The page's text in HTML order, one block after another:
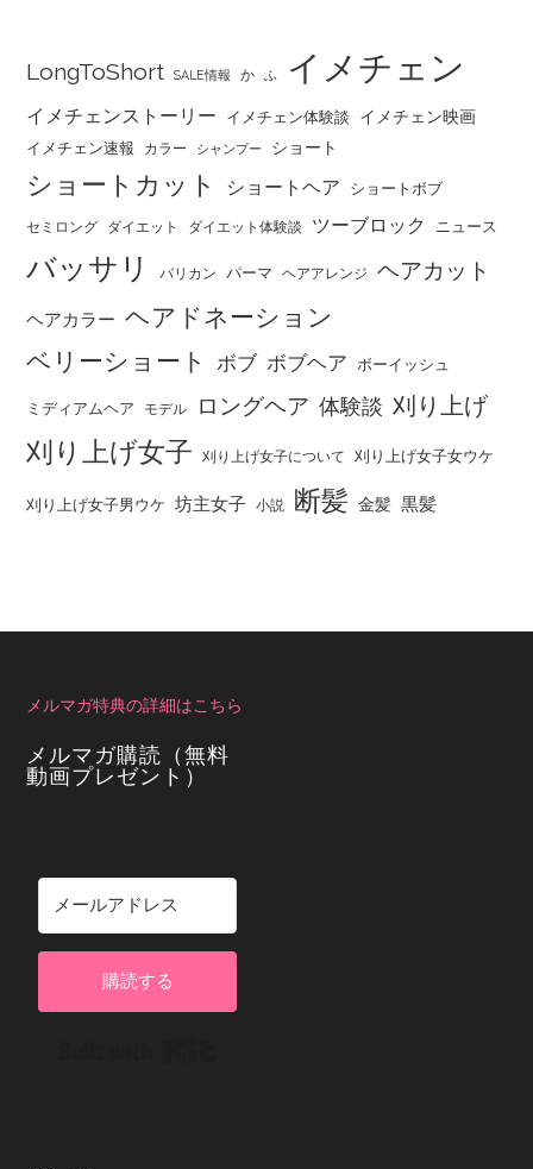
LongToShort SALE情報 か ふ イメチェン
イメチェンストーリー イメチェン体験談 イメチェン映画
イメチェン速報 カラー シャンプー ショート
ショートカット ショートヘア ショートボブ
セミロング ダイエット ダイエット体験談 ツーブロック ニュース
バッサリ バリカン パーマ ヘアアレンジ ヘアカット
ヘアカラー ヘアドネーション
ベリーショート
ボブ ボブヘア ボーイッシュ
ミディアムヘア モデル ロングヘア 体験談 刈り上げ
刈り上げ女子 刈り上げ女子について 刈り上げ女子女ウケ
刈り上げ女子男ウケ 坊主女子 小説 断髪 金髪 黒髪
メルマガ特典の詳細はこちら
メルマガ購読（無料
動画プレゼント）
購読する